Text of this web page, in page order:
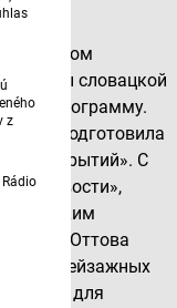
z
вечером
словацкой
программу.
подготовила
открытий». С
новости»,
«Оттова
пейзажных
год для